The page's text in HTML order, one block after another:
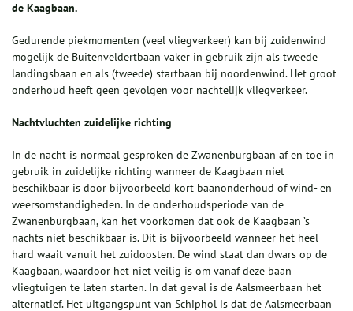
de Kaagbaan.
Gedurende piekmomenten (veel vliegverkeer) kan bij zuidenwind
mogelijk de Buitenveldertbaan vaker in gebruik zijn als tweede
landingsbaan en als (tweede) startbaan bij noordenwind. Het groot
onderhoud heeft geen gevolgen voor nachtelijk vliegverkeer.
Nachtvluchten zuidelijke richting
In de nacht is normaal gesproken de Zwanenburgbaan af en toe in
gebruik in zuidelijke richting wanneer de Kaagbaan niet
beschikbaar is door bijvoorbeeld kort baanonderhoud of wind- en
weersomstandigheden. In de onderhoudsperiode van de
Zwanenburgbaan, kan het voorkomen dat ook de Kaagbaan ’s
nachts niet beschikbaar is. Dit is bijvoorbeeld wanneer het heel
hard waait vanuit het zuidoosten. De wind staat dan dwars op de
Kaagbaan, waardoor het niet veilig is om vanaf deze baan
vliegtuigen te laten starten. In dat geval is de Aalsmeerbaan het
alternatief. Het uitgangspunt van Schiphol is dat de Aalsmeerbaan